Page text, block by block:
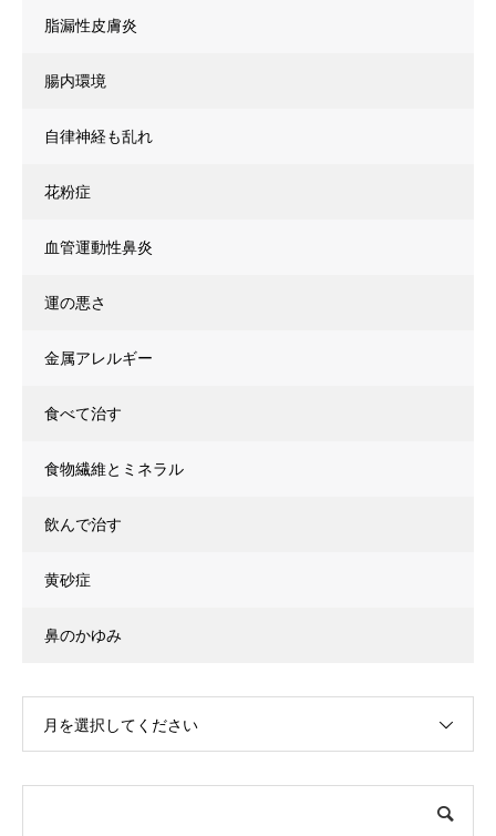
脂漏性皮膚炎
腸内環境
自律神経も乱れ
花粉症
血管運動性鼻炎
運の悪さ
金属アレルギー
食べて治す
食物繊維とミネラル
飲んで治す
黄砂症
鼻のかゆみ
月を選択してください